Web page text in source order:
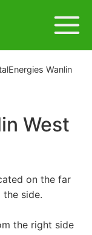
Wanlin
West
on the far
side.
the right side